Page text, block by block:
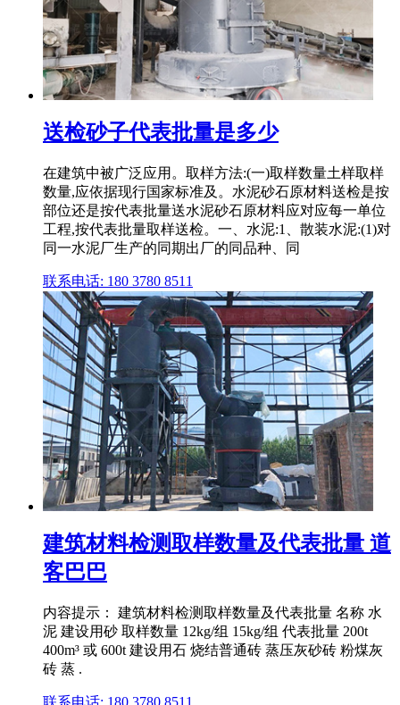
送检砂子代表批量是多少
在建筑中被广泛应用。取样方法:(一)取样数量土样取样
数量,应依据现行国家标准及。水泥砂石原材料送检是按
部位还是按代表批量送水泥砂石原材料应对应每一单位
工程,按代表批量取样送检。一、水泥:1、散装水泥:(1)对
同一水泥厂生产的同期出厂的同品种、同
联系电话: 180 3780 8511
建筑材料检测取样数量及代表批量 道
客巴巴
内容提示： 建筑材料检测取样数量及代表批量 名称 水
泥 建设用砂 取样数量 12kg/组 15kg/组 代表批量 200t
400m³ 或 600t 建设用石 烧结普通砖 蒸压灰砂砖 粉煤灰
砖 蒸 .
联系电话: 180 3780 8511